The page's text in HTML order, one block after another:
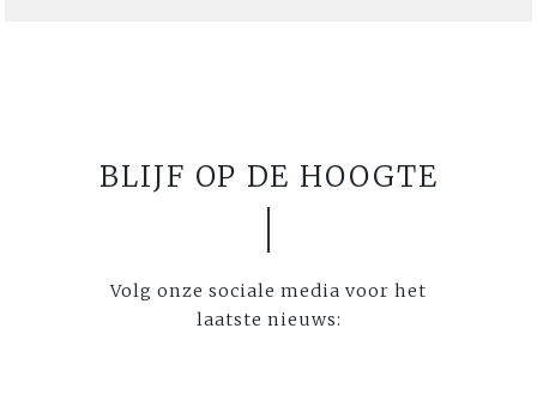
BLIJF OP DE HOOGTE
Volg onze sociale media voor het
laatste nieuws: